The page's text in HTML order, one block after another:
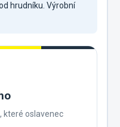
hrudníku. Výrobní
které oslavenec